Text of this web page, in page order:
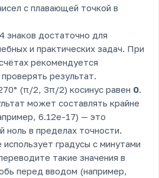
с плавающей точкой в
знаков достаточно для
и практических задач. При
рекомендуется
результат.
(π/2, 3π/2) косинус равен 0.
может составлять крайне
6.12e-17) — это
ноль в пределах точности.
использует градусы с минутами
такие значения в
перед вводом (например,